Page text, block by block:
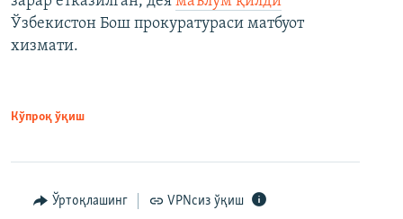
Ўзбекистон Бош прокуратураси матбуот
хизмати.
Кўпроқ ўқиш
Ўртоқлашинг VPNсиз ўқиш